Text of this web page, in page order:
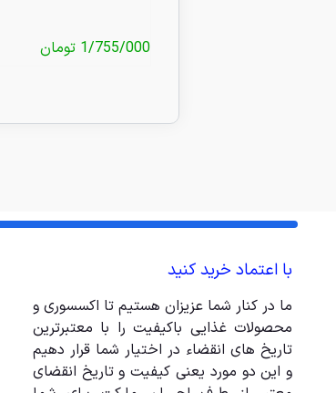
1/755/000 تومان
با اعتماد خرید کنید
ما در کنار شما عزیزان هستیم تا اکسسوری و
محصولات غذایی باکیفیت را با معتبرترین
تاریخ های انقضاء در اختیار شما قرار دهیم
و این دو مورد یعنی کیفیت و تاریخ انقضای